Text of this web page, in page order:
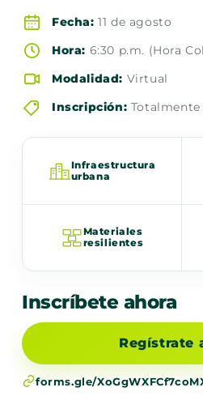
Fecha: 11 de agosto
Hora: 6:30 p.m. (Hora
Modalidad: Virtual
Inscripción:
Infraestructura
urbana
Materiales
resilientes
Inscríbete ahora
Regístrate
forms.gle/